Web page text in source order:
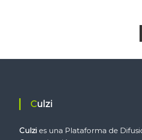
Culzi
Culzi es una Plataforma de